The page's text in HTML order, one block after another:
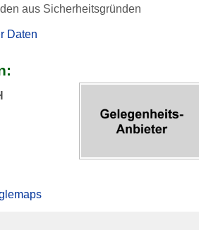
aus Sicherheitsgründen
Daten